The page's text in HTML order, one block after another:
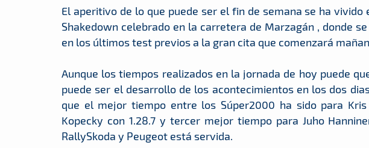
El aperitivo de lo que puede ser el fin de semana se ha
Shakedown celebrado en la carretera de Marzagán , donde
en los últimos test previos a la gran cita que comenzará
Aunque los tiempos realizados en la jornada de hoy puede
puede ser el desarrollo de los acontecimientos en los dos
que el mejor tiempo entre los Súper2000 ha sido para Kris
Kopecky con 1.28.7 y tercer mejor tiempo para Juho
RallySkoda y Peugeot está servida.